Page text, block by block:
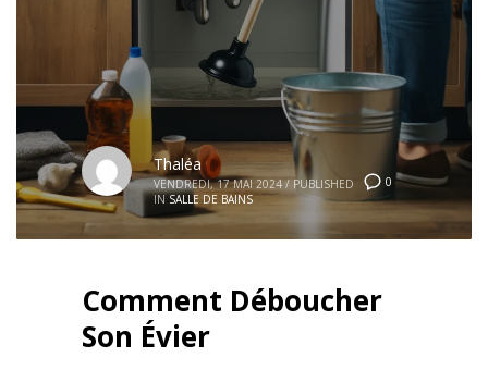
0
Thaléa
VENDREDI, 17 MAI 2024 / PUBLISHED
IN SALLE DE BAINS
Comment Déboucher
Son Évier